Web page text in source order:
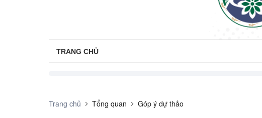
TRANG CHỦ
Trang chủ Tổng quan Góp ý dự thảo